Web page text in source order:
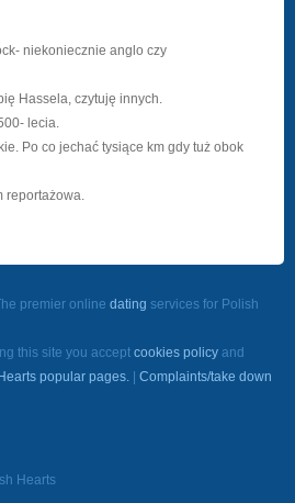
niekoniecznie anglo czy
Hassela, czytuję innych.
lecia.
Po co jechać tysiące km gdy tuż obok
reportażowa.
premier online dating services for Polish
this site you accept cookies policy and
popular pages.
Complaints/take down
Hearts